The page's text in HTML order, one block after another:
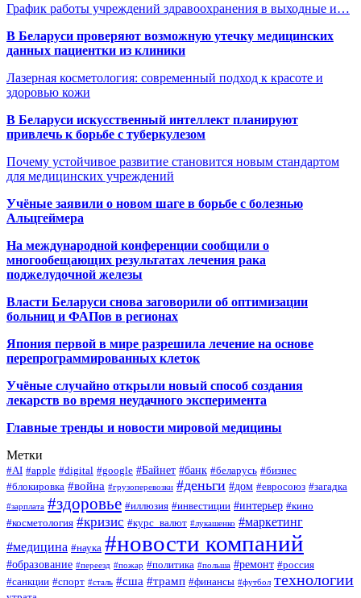
График работы учреждений здравоохранения в выходные и…
В Беларуси проверяют возможную утечку медицинских
данных пациентки из клиники
Лазерная косметология: современный подход к красоте и
здоровью кожи
В Беларуси искусственный интеллект планируют
привлечь к борьбе с туберкулезом
Почему устойчивое развитие становится новым стандартом
для медицинских учреждений
Учёные заявили о новом шаге в борьбе с болезнью
Альцгеймера
На международной конференции сообщили о
многообещающих результатах лечения рака
поджелудочной железы
Власти Беларуси снова заговорили об оптимизации
больниц и ФАПов в регионах
Япония первой в мире разрешила лечение на основе
перепрограммированных клеток
Учёные случайно открыли новый способ создания
лекарств во время неудачного эксперимента
Главные тренды и новости мировой медицины
Метки
#AI #apple #digital #google #Байнет #банк #беларусь #бизнес
#блокировка #война #грузоперевозки #деньги #дом #евросоюз #загадка
#зарплата #здоровье #иллюзия #инвестиции #интерьер #кино
#косметология #кризис #курс_валют #лукашенко #маркетинг
#медицина #наука #новости компаний
#образование #переезд #пожар #политика #польша #ремонт #россия
#санкции #спорт #сталь #сша #трамп #финансы #футбол технологии